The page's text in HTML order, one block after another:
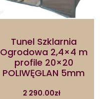
Tunel Szklarnia
Ogrodowa 2,4×4 m
profile 20×20
POLIWĘGLAN 5mm
2 290.00zł